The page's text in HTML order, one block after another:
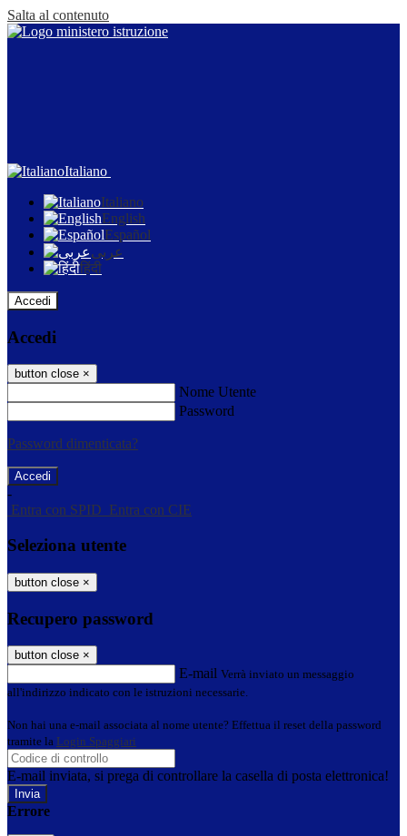
Salta al contenuto
Italiano
Italiano
English
Español
عربى
हिंदी
Accedi
Accedi
button close ×
Nome Utente
Password
Password dimenticata?
-
Entra con SPID Entra con CIE
Seleziona utente
button close ×
Recupero password
button close ×
E-mail Verrà inviato un messaggio
all'indirizzo indicato con le istruzioni necessarie.
Non hai una e-mail associata al nome utente? Effettua il reset della password
tramite la Login Spaggiari
E-mail inviata, si prega di controllare la casella di posta elettronica!
Errore